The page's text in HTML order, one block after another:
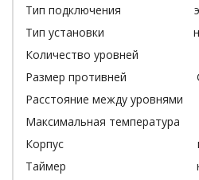
Тип подключения
Тип установки
Количество уровней
Размер противней
Расстояние между уровнями
Максимальная температура
Корпус
Таймер на